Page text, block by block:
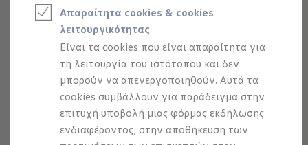
Απαραίτητα cookies & cookies
λειτουργικότητας
Είναι τα cookies που είναι απαραίτητα για
τη λειτουργία του ιστότοπου και δεν
μπορούν να απενεργοποιηθούν. Αυτά τα
cookies συμβάλλουν για παράδειγμα στην
επιτυχή υποβολή μιας φόρμας εκδήλωσης
ενδιαφέροντος, στην αποθήκευση των
Νέο Tayron ehybrid
e-Tools για ηλεκτρικά αυτοκίνητα
Προσομοιωτής αυτονομίας
Προσομοιωτής χρόνου φόρτισης
Προσομοιωτής κόστους φόρτισης
ID. Ενημερώσεις λογισμικού
We Charge - Υπηρεσία Φόρτισης
Εύρεση δημόσιων σημείων φόρτισης
ID. Charger
Ενημέρωση ID.
Πλατφόρμα MEB
γκάμα ανταλλακτικών.
Ισχύει για ένα ευρύ φάσμα ζημιών:
Είτε προκαλούνται από αιχμηρά αντικείμενα,
κράσπεδα είτε από βανδαλισμό.
Εύκολη αποζημείωση:
Στους συμμετέχοντες Συνεργάτες Service της
Volkswagen.